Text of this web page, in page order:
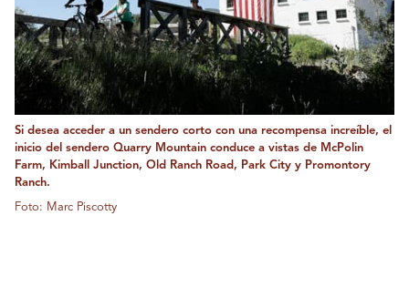
Si desea acceder a un sendero corto con una recompensa increíble, el
inicio del sendero Quarry Mountain conduce a vistas de McPolin
Farm, Kimball Junction, Old Ranch Road, Park City y Promontory
Ranch.
Foto: Marc Piscotty